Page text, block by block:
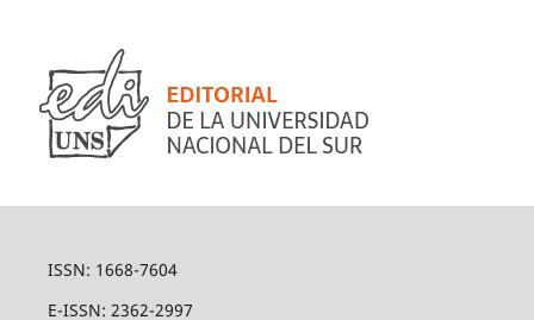
ISSN: 1668-7604
E-ISSN: 2362-2997